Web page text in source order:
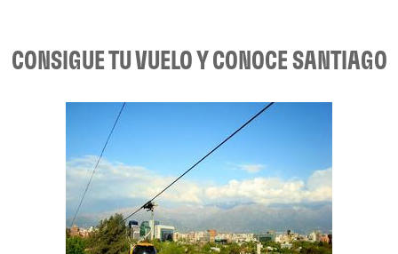
CONSIGUE TU VUELO Y CONOCE SANTIAGO